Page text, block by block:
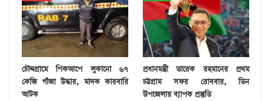
চৌদ্দগ্রামে পিকআপে লুকানো ৬৭
কেজি গাঁজা উদ্ধার, মাদক কারবারি
আটক
প্রধানমন্ত্রী তারেক রহমানের প্রথম
চট্টগ্রাম সফর রোববার, তিন
উপজেলায় ব্যাপক প্রস্তুতি